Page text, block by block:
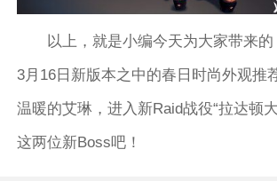
以上，就是小编今天为大家带来的
3月16日新版本之中的春日时尚外观推
温暖的艾琳，进入新Raid战役“拉达顿
这两位新Boss吧！